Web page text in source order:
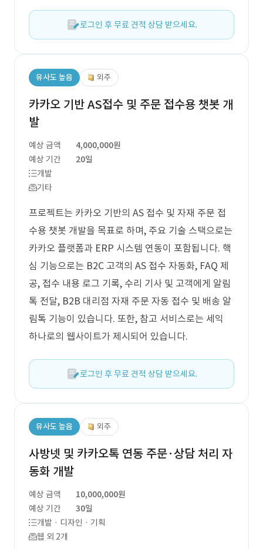
로그인 후 무료 견적 상담 받으세요.
유사도 높음 외주
카카오 기반 AS접수 및 주문 접수용 챗봇 개
발
예상 금액
4,000,000원
예상 기간
20일
개발
기타
프로젝트는 카카오 기반의 AS 접수 및 자재 주문 접
수용 챗봇 개발을 목표로 하며, 주요 기술 스택으로는
카카오 플랫폼과 ERP 시스템 연동이 포함됩니다. 핵
심 기능으로는 B2C 고객의 AS 접수 자동화, FAQ 제
공, 접수 내용 로그 기록, 수리 기사 및 고객에게 알림
톡 전달, B2B 대리점 자재 주문 자동 접수 및 배송 알
림톡 기능이 있습니다. 또한, 참고 서비스로는 세익
하나로의 웹사이트가 제시되어 있습니다.
로그인 후 무료 견적 상담 받으세요.
유사도 높음 외주
사방넷 및 카카오톡 연동 주문·상담 처리 자
동화 개발
예상 금액
10,000,000원
예상 기간
30일
개발 · 디자인 · 기획
웹 외 2개